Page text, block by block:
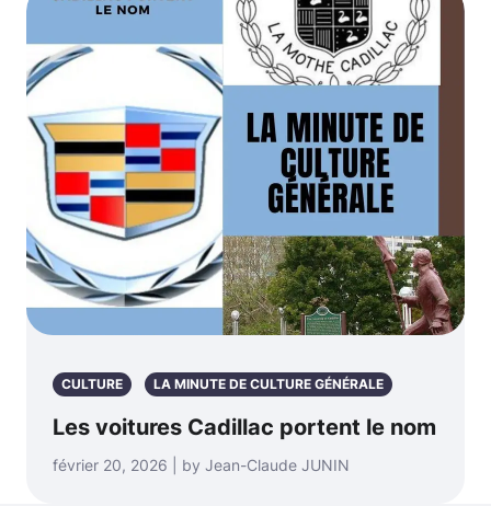
CULTURE LA MINUTE DE CULTURE GÉNÉRALE
Les voitures Cadillac portent le nom
février 20, 2026 | by Jean-Claude JUNIN